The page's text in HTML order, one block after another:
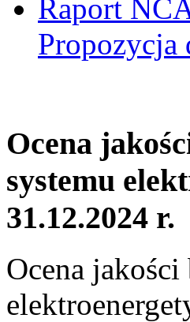
Raport
Propozycja
Ocena
systemu
31.12.2024 r.
Ocena